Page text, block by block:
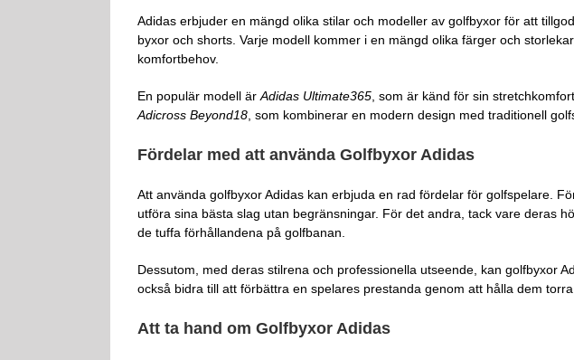
Adidas erbjuder en mängd olika stilar och modeller av golfbyxor för att
byxor och shorts. Varje modell kommer i en mängd olika färger och
komfortbehov.
En populär modell är Adidas Ultimate365 , som är känd för sin
Adicross Beyond18 , som kombinerar en modern design med traditionell
Fördelar med att använda Golfbyxor Adidas
Att använda golfbyxor Adidas kan erbjuda en rad fördelar för golfspelare.
utföra sina bästa slag utan begränsningar. För det andra, tack vare deras
de tuffa förhållandena på golfbanan.
Dessutom, med deras stilrena och professionella utseende, kan golfbyxor
också bidra till att förbättra en spelares prestanda genom att hålla dem
Att ta hand om Golfbyxor Adidas